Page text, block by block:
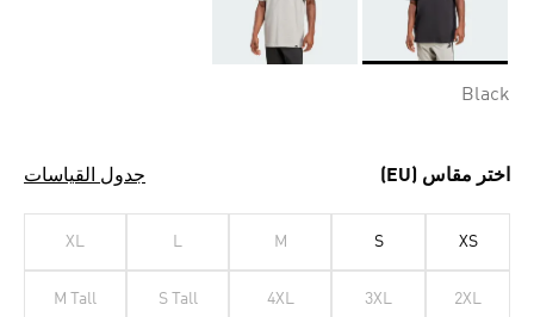
Black
اختر مقاس (EU) جدول القياسات
XS
S
M
L
XL
2XL
3XL
4XL
S Tall
M Tall